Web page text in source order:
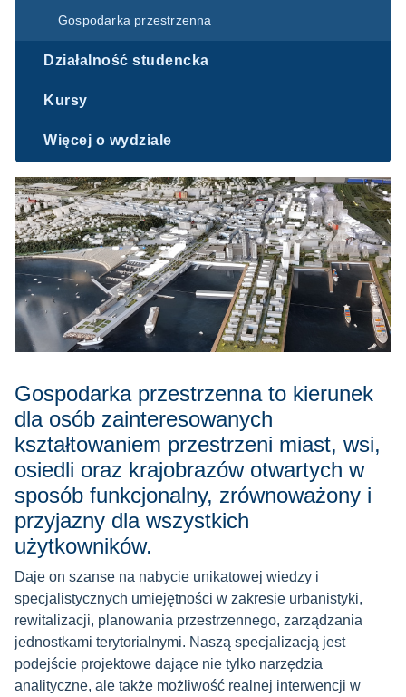
Gospodarka przestrzenna
Działalność studencka
Kursy
Więcej o wydziale
Gospodarka przestrzenna to kierunek
dla osób zainteresowanych
kształtowaniem przestrzeni miast, wsi,
osiedli oraz krajobrazów otwartych w
sposób funkcjonalny, zrównoważony i
przyjazny dla wszystkich
użytkowników.
Daje on szanse na nabycie unikatowej wiedzy i
specjalistycznych umiejętności w zakresie urbanistyki,
rewitalizacji, planowania przestrzennego, zarządzania
jednostkami terytorialnymi. Naszą specjalizacją jest
podejście projektowe dające nie tylko narzędzia
analityczne, ale także możliwość realnej interwencji w